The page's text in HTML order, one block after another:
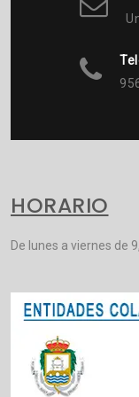
HORARIO
De lunes a viernes de